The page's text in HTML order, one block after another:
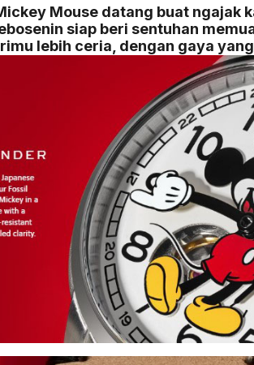
Mickey Mouse datang buat
siap beri sentuhan
lebih ceria, dengan gaya